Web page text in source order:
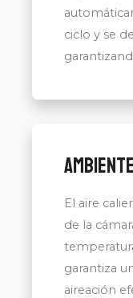
ciclo y se
El aire
de la
garantiza
aireación